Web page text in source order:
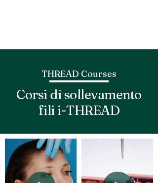
THREAD Courses
Corsi di sollevamento
fili i-THREAD